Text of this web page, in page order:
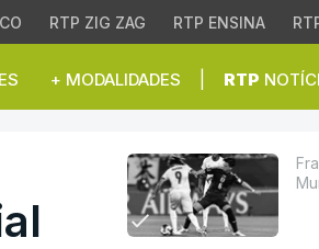
RTP ZIG ZAG RTP ENSINA
+ MODALIDADES RTP
sub-20